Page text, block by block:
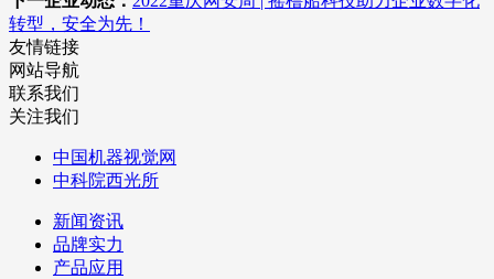
转型，安全为先！
友情链接
网站导航
联系我们
关注我们
中国机器视觉网
中科院西光所
新闻资讯
品牌实力
产品应用